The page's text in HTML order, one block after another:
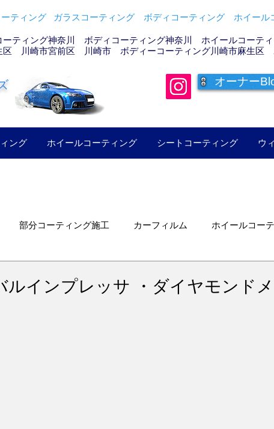
ティング ガラスコーティング ボディコーティング ホイー
ーティング神奈川 ボディコーティング神奈川 ホイールコーテ
川崎市宮前区 川崎市 ボディーコーティング川崎市麻生区
オーナー
ング ホイールコーティング シートコーティング ウ
部分コーティング施工 カーフィルム ホイールコー
インプレッサ ・ダイヤモンド